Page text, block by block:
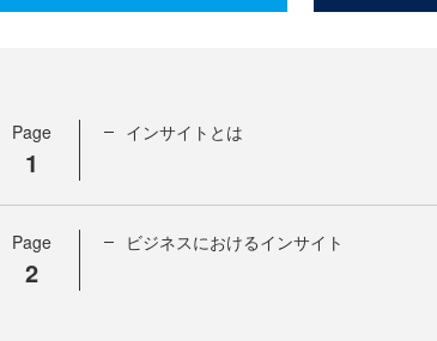
Page
1
インサイトとは
Page
2
ビジネスにおけるインサイト